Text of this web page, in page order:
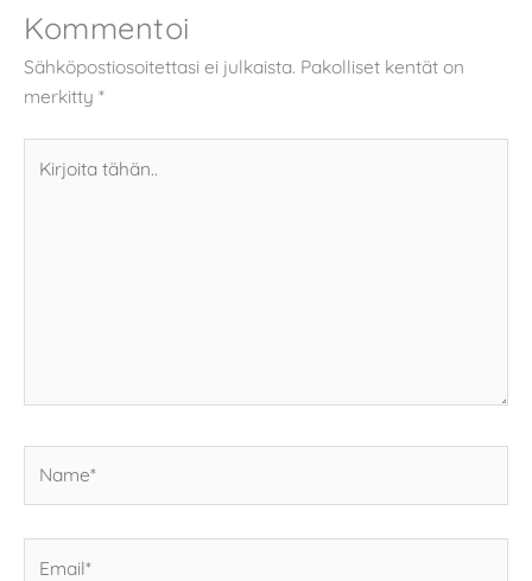
Kommentoi
Sähköpostiosoitettasi ei julkaista. Pakolliset kentät on
merkitty *
tähän..